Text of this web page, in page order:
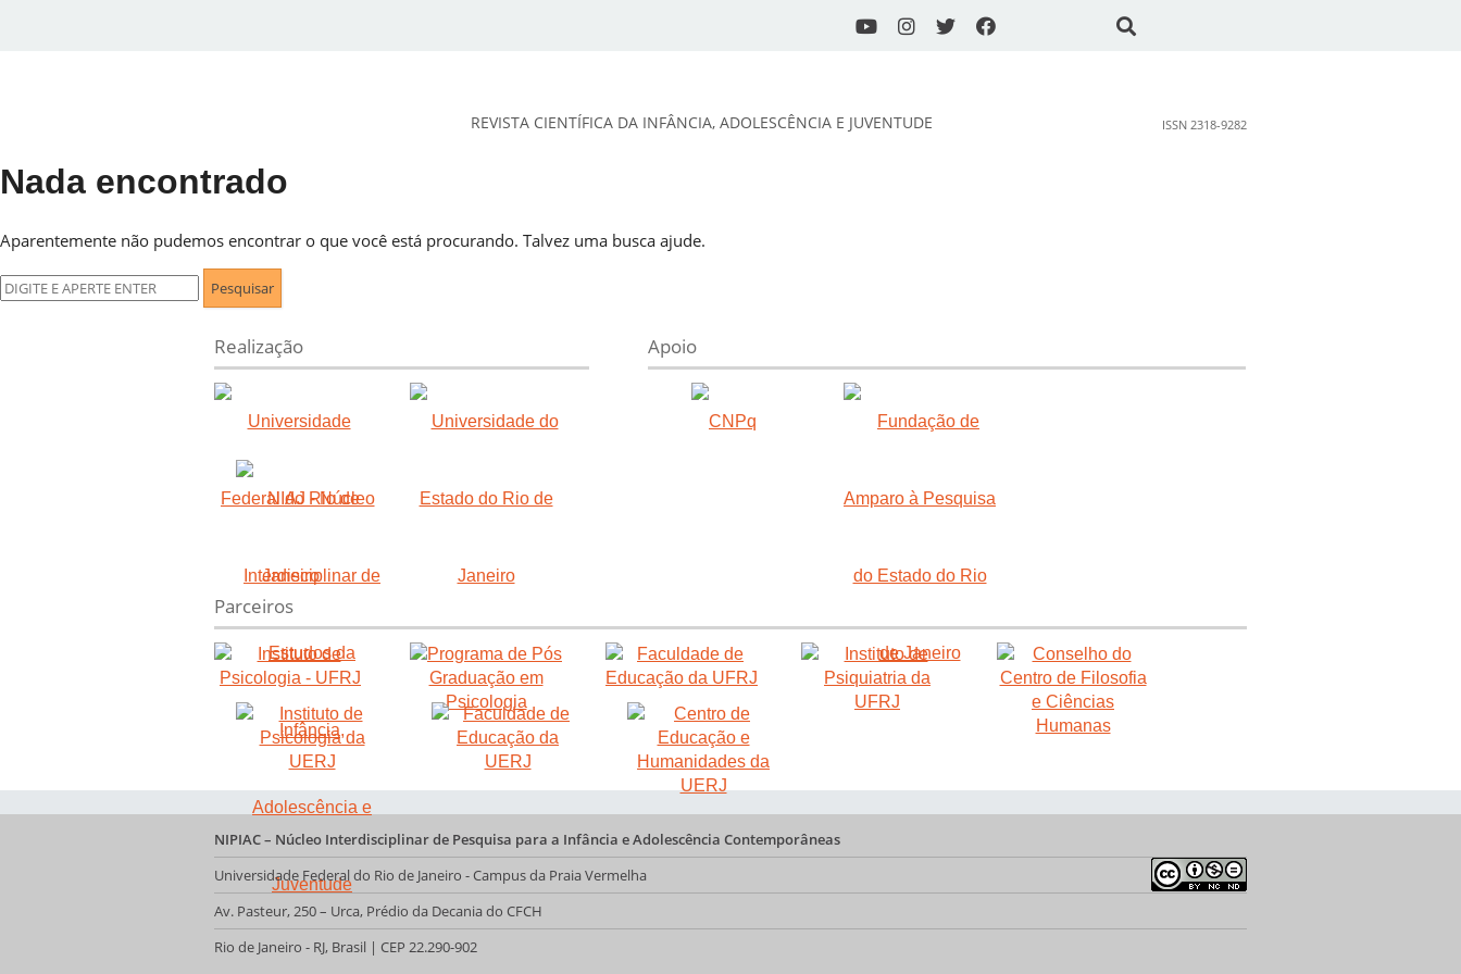
DESidades
REVISTA CIENTÍFICA DA INFÂNCIA, ADOLESCÊNCIA E JUVENTUDE ISSN 2318-9282
Nada encontrado
Aparentemente não pudemos encontrar o que você está procurando. Talvez uma busca ajude.
Pesquisar
por:
Realização Apoio
Parceiros
NIPIAC – Núcleo Interdisciplinar de Pesquisa para a Infância e Adolescência Contemporâneas
Universidade Federal do Rio de Janeiro - Campus da Praia Vermelha
Av. Pasteur, 250 – Urca, Prédio da Decania do CFCH
Rio de Janeiro - RJ, Brasil | CEP 22.290-902